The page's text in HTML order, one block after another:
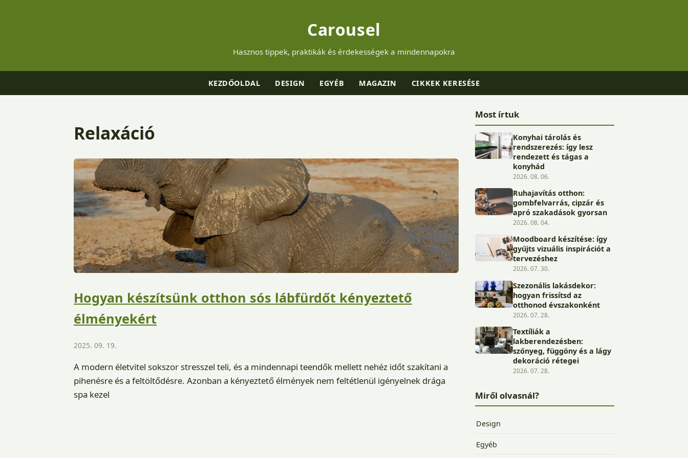
Carousel
Hasznos tippek, praktikák és érdekességek a mindennapokra
KEZDŐOLDAL DESIGN EGYÉB MAGAZIN CIKKEK KERESÉSE
Relaxáció
Hogyan készítsünk otthon sós lábfürdőt kényeztető
élményekért
2025. 09. 19.
A modern életvitel sokszor stresszel teli, és a mindennapi teendők mellett nehéz időt szakítani a
pihenésre és a feltöltődésre. Azonban a kényeztető élmények nem feltétlenül igényelnek drága
spa kezel
Most írtuk
Konyhai tárolás és
rendszerezés: így lesz
rendezett és tágas a
konyhád
2026. 08. 06.
Ruhajavítás otthon:
gombfelvarrás, cipzár és
apró szakadások gyorsan
2026. 08. 04.
Moodboard készítése: így
gyűjts vizuális inspirációt a
tervezéshez
2026. 07. 30.
Szezonális lakásdekor:
hogyan frissítsd az
otthonod évszakonként
2026. 07. 28.
Textíliák a
lakberendezésben:
szőnyeg, függöny és a lágy
dekoráció rétegei
2026. 07. 28.
Miről olvasnál?
Design
Egyéb